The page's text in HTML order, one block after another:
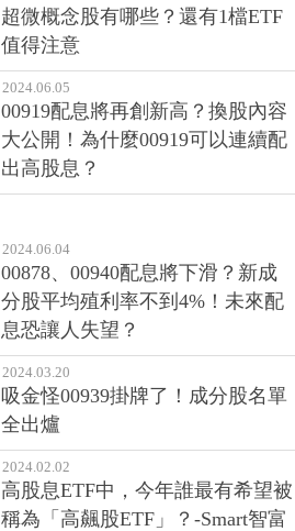
超微概念股有哪些？還有1檔ETF
值得注意
2024.06.05
00919配息將再創新高？換股內容
大公開！為什麼00919可以連續配
出高股息？
2024.06.04
00878、00940配息將下滑？新成
分股平均殖利率不到4%！未來配
息恐讓人失望？
2024.03.20
吸金怪00939掛牌了！成分股名單
全出爐
2024.02.02
高股息ETF中，今年誰最有希望被
稱為「高飆股ETF」？-Smart智富